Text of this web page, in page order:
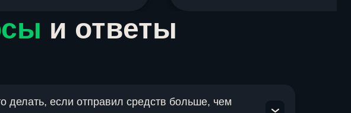
и ответы
делать, если отправил средств больше, чем